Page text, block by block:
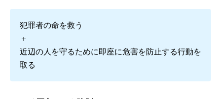
犯罪者の命を救う
＋
近辺の人を守るために即座に危害を防止する行動を
取る